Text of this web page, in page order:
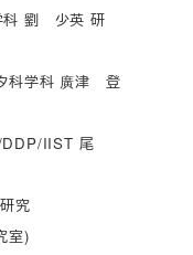
科 劉 少英 研
科学科 廣津 登
DDP/IIST 尾
究
室)